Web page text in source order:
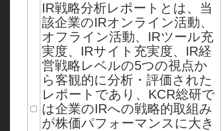
IR戦略分析レポートとは、当
該企業のIRオンライン活動、
オフライン活動、IRツール充
実度、IRサイト充実度、IR経
営戦略レベルの5つの視点か
ら客観的に分析・評価された
レポートであり、KCR総研で
は企業のIRへの戦略的取組み
が株価パフォーマンスに大き